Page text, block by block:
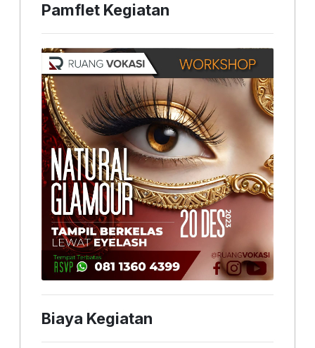
Pamflet Kegiatan
Biaya Kegiatan